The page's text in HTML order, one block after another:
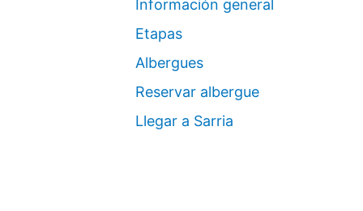
Información general
Etapas
Albergues
Reservar albergue
Llegar a Sarria